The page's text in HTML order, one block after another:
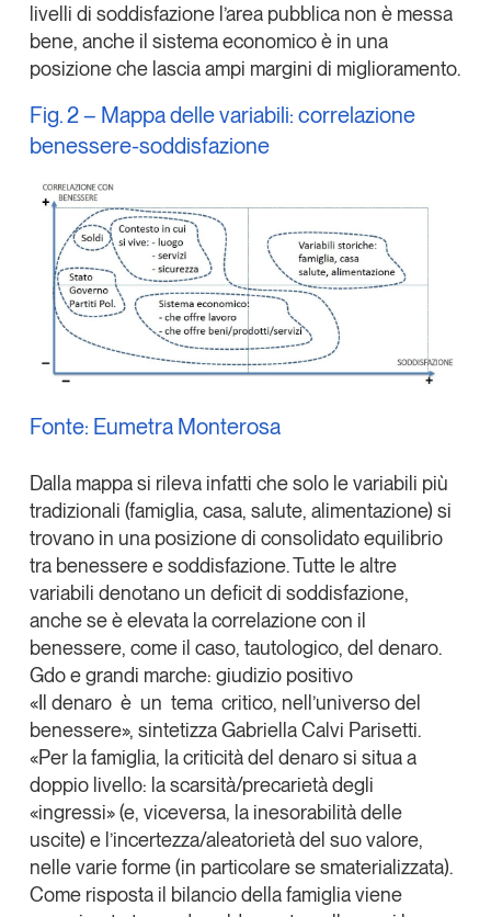
livelli di soddisfazione l’area pubblica non è messa
bene, anche il sistema economico è in una
posizione che lascia ampi margini di miglioramento.
Fig. 2 – Mappa delle variabili: correlazione
benessere-soddisfazione
Fonte: Eumetra Monterosa
Dalla mappa si rileva infatti che solo le variabili più
tradizionali (famiglia, casa, salute, alimentazione) si
trovano in una posizione di consolidato equilibrio
tra benessere e soddisfazione. Tutte le altre
variabili denotano un deficit di soddisfazione,
anche se è elevata la correlazione con il
benessere, come il caso, tautologico, del denaro.
Gdo e grandi marche: giudizio positivo
«Il denaro è un tema critico, nell’universo del
benessere», sintetizzaGabriella Calvi Parisetti.
«Per la famiglia, la criticità del denaro si situa a
doppio livello: la scarsità/precarietà degli
«ingressi» (e, viceversa, la inesorabilità delle
uscite) e l’incertezza/aleatorietà del suo valore,
nelle varie forme (in particolare se smaterializzata).
Come risposta il bilancio della famiglia viene